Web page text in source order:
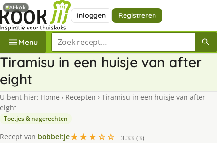
Inloggen Registreren
Menu Zoek een recept
Tiramisu in een huisje van after
eight
U bent hier: Home › Recepten › Tiramisu in een huisje van after
eight
Toetjes & nagerechten
Recept van bobbeltje★★★☆☆
3.33 (3)
AI-kok